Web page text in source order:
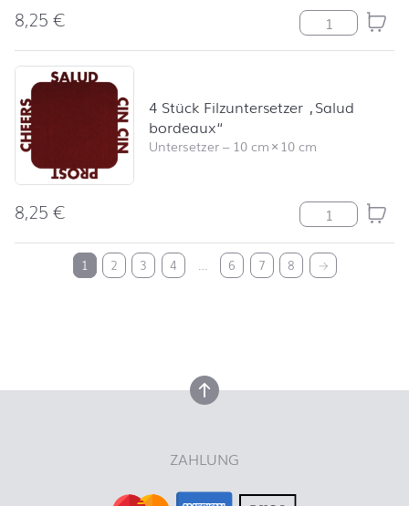
8,25€ 4 Stück
4 Stück Filzuntersetzer „Salud
bordeaux“
Untersetzer– 10 cm× 10 cm
8,25€ 4 Stück
nach oben
1 2 3 4 … 6 7 8 →
nach oben
ZAHLUNG